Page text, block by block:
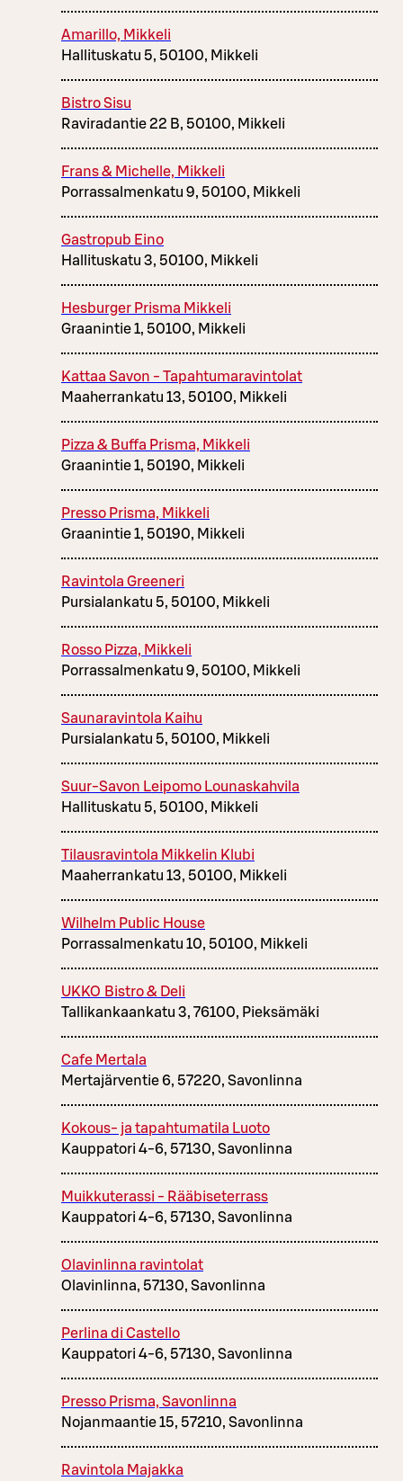
Amarillo, Mikkeli
Hallituskatu 5, 50100, Mikkeli
Bistro Sisu
Raviradantie 22 B, 50100, Mikkeli
Frans & Michelle, Mikkeli
Porrassalmenkatu 9, 50100, Mikkeli
Gastropub Eino
Hallituskatu 3, 50100, Mikkeli
Hesburger Prisma Mikkeli
Graanintie 1, 50100, Mikkeli
Kattaa Savon - Tapahtumaravintolat
Maaherrankatu 13, 50100, Mikkeli
Pizza & Buffa Prisma, Mikkeli
Graanintie 1, 50190, Mikkeli
Presso Prisma, Mikkeli
Graanintie 1, 50190, Mikkeli
Ravintola Greeneri
Pursialankatu 5, 50100, Mikkeli
Rosso Pizza, Mikkeli
Porrassalmenkatu 9, 50100, Mikkeli
Saunaravintola Kaihu
Pursialankatu 5, 50100, Mikkeli
Suur-Savon Leipomo Lounaskahvila
Hallituskatu 5, 50100, Mikkeli
Tilausravintola Mikkelin Klubi
Maaherrankatu 13, 50100, Mikkeli
Wilhelm Public House
Porrassalmenkatu 10, 50100, Mikkeli
UKKO Bistro & Deli
Tallikankaankatu 3, 76100, Pieksämäki
Cafe Mertala
Mertajärventie 6, 57220, Savonlinna
Kokous- ja tapahtumatila Luoto
Kauppatori 4-6, 57130, Savonlinna
Muikkuterassi - Rääbiseterrass
Kauppatori 4-6, 57130, Savonlinna
Olavinlinna ravintolat
Olavinlinna, 57130, Savonlinna
Perlina di Castello
Kauppatori 4-6, 57130, Savonlinna
Presso Prisma, Savonlinna
Nojanmaantie 15, 57210, Savonlinna
Ravintola Majakka